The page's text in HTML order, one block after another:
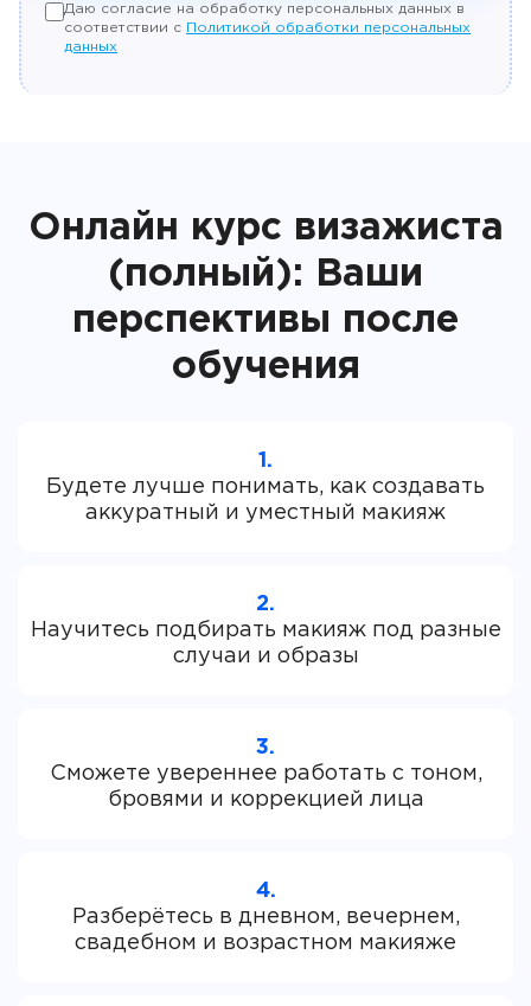
Даю согласие на обработку персональных данных в
соответствии с Политикой обработки персональных
данных
Онлайн курс визажиста
(полный): Ваши
перспективы после
обучения
1.
Будете лучше понимать, как создавать
2.
Научитесь подбирать макияж под разные
3.
Сможете увереннее работать с тоном,
4.
Разберётесь в дневном, вечернем,